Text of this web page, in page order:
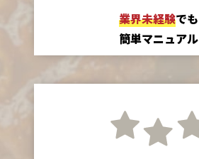
業界未経験でも
簡単マニュアル